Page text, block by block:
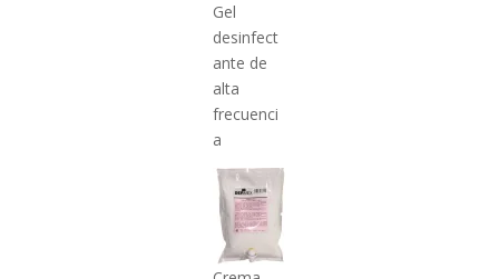
Gel
desinfect
ante de
alta
frecuenci
a